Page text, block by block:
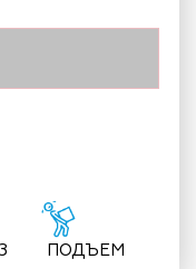
ПОДЪЕМ